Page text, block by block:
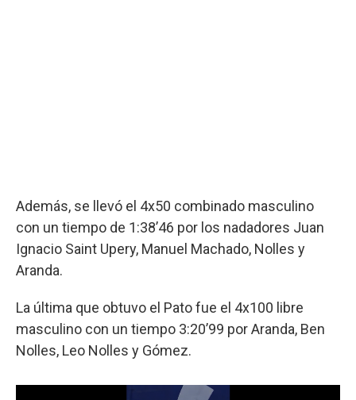
Además, se llevó el 4x50 combinado masculino
con un tiempo de 1:38’46 por los nadadores Juan
Ignacio Saint Upery, Manuel Machado, Nolles y
Aranda.
La última que obtuvo el Pato fue el 4x100 libre
masculino con un tiempo 3:20’99 por Aranda, Ben
Nolles, Leo Nolles y Gómez.